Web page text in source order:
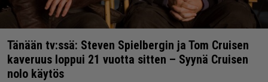
Tänään tv:ssä: Steven Spielbergin ja Tom Cruisen
kaveruus loppui 21 vuotta sitten – Syynä Cruisen
nolo käytös